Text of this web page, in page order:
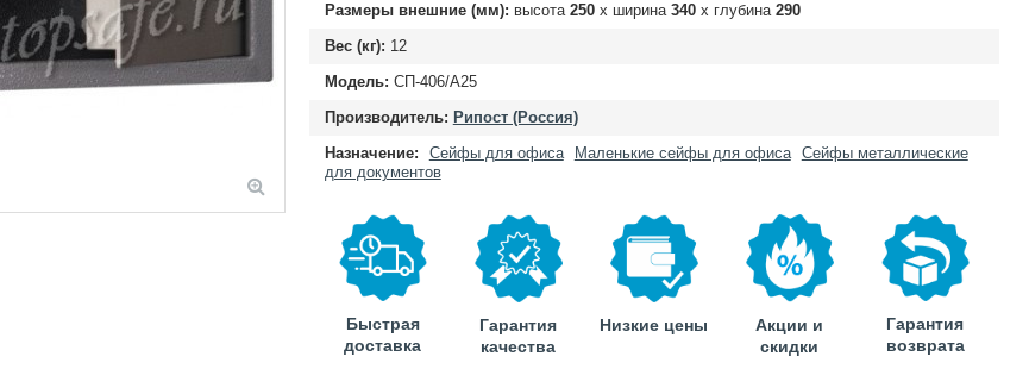
Размеры внешние (мм): высота 250х ширина 340х глубина 290
Вес (кг): 12
Модель: СП-406/А25
Производитель: Рипост (Россия)
Назначение:
Сейфы для офиса Маленькие сейфы для офиса
Сейфы металлические
для документов
Быстрая
доставка
Гарантия
качества
Низкие цены
Акции и
скидки
Гарантия
возврата